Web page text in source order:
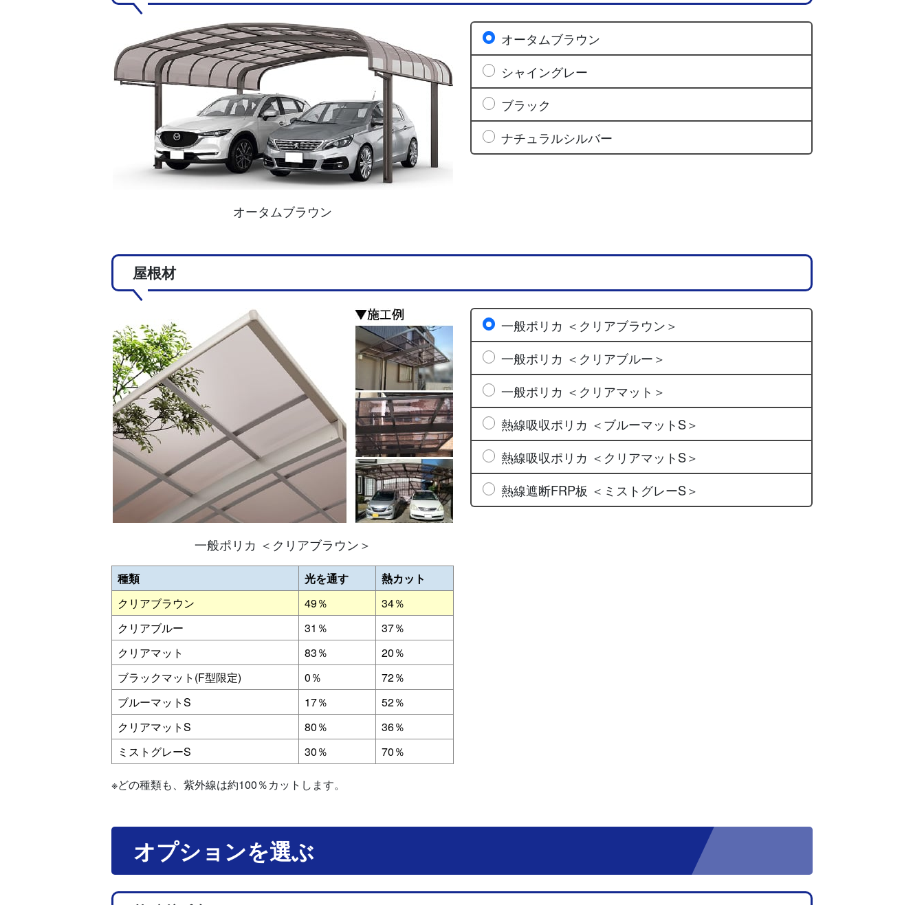
オータムブラウン
オータムブラウン
シャイングレー
ブラック
ナチュラルシルバー
屋根材
一般ポリカ ＜クリアブラウン＞
種類 光を通す
熱カット
クリアブラウン
49％
34％
クリアブルー
31％
37％
クリアマット
83％
20％
ブラックマット(F型限定)
0％
72％
ブルーマットS
17％
52％
クリアマットS
80％
36％
ミストグレーS
30％ 70％
※どの種類も、紫外線は約100％カットします。
一般ポリカ ＜クリアブラウン＞
一般ポリカ ＜クリアブルー＞
一般ポリカ ＜クリアマット＞
熱線吸収ポリカ ＜ブルーマットS＞
熱線吸収ポリカ ＜クリアマットS＞
熱線遮断FRP板 ＜ミストグレーS＞
オプションを選ぶ